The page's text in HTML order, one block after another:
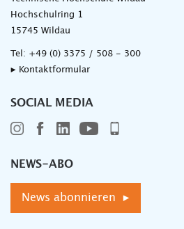
Hochschulring 1
15745 Wildau
Tel: +49 (0) 3375 / 508 - 300
▸ Kontaktformular
SOCIAL MEDIA
NEWS-ABO
News abonnieren ▸